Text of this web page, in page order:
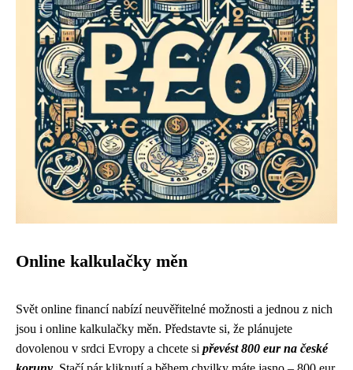
Online kalkulačky měn
Svět online financí nabízí neuvěřitelné možnosti a jednou z nich
jsou i online kalkulačky měn. Představte si, že plánujete
dovolenou v srdci Evropy a chcete si převést 800 eur na české